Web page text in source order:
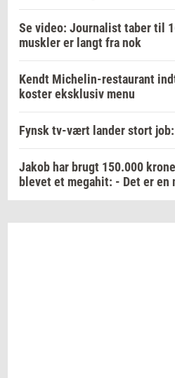
Se video: Journalist taber til
muskler er langt fra nok
Kendt Michelin-restaurant
koster eksklusiv menu
Fynsk tv-vært lander stort
Jakob har brugt 150.000
blevet et megahit: - Det er en